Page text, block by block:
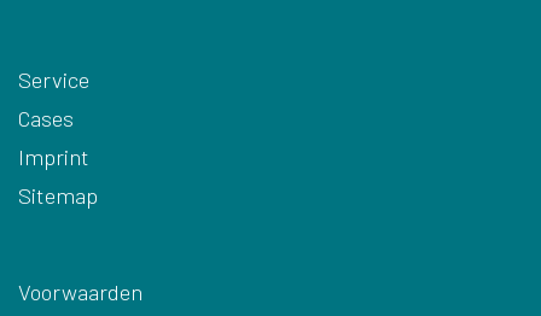
Service
Cases
Imprint
Sitemap
Voorwaarden